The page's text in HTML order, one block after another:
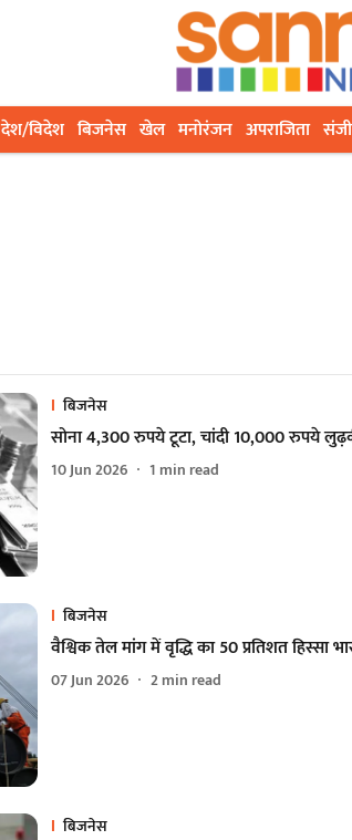
देश/विदेश बिजनेस खेल मनोरंजन अपराजिता
बिजनेस
सोना 4,300 रुपये टूटा, चांदी 10,000 रुपये
10 Jun 2026 1 min read
बिजनेस
वैश्विक तेल मांग में वृद्धि का 50 प्रतिशत हिस्सा
07 Jun 2026 2min read
बिजनेस